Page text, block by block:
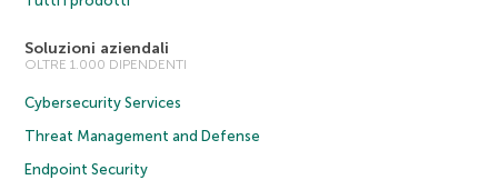
Soluzioni aziendali
OLTRE 1.000 DIPENDENTI
Cybersecurity Services
Threat Management and Defense
Endpoint Security